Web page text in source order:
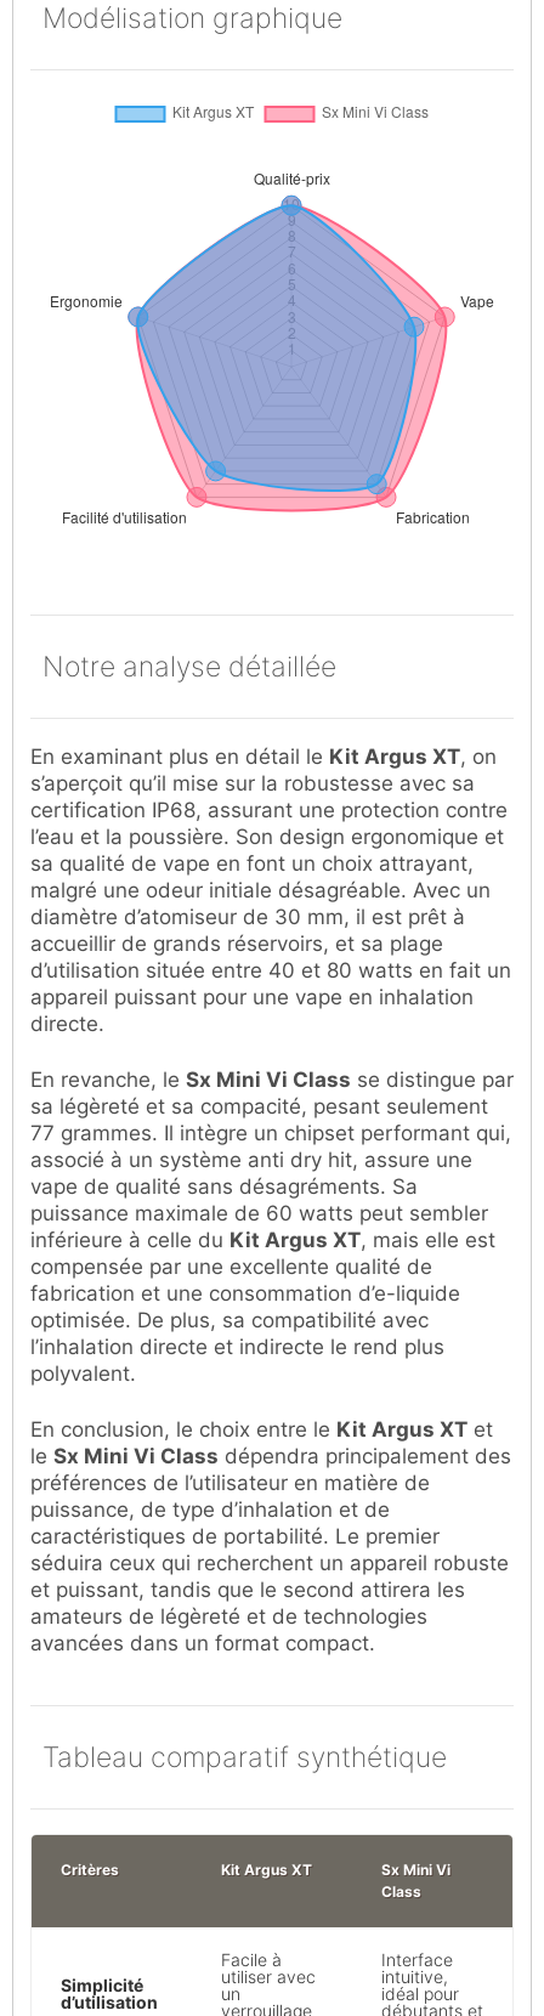
Modélisation graphique
Notre analyse détaillée
En examinant plus en détail le Kit Argus XT, on
s’aperçoit qu’il mise sur la robustesse avec sa
certification IP68, assurant une protection contre
l’eau et la poussière. Son design ergonomique et
sa qualité de vape en font un choix attrayant,
malgré une odeur initiale désagréable. Avec un
diamètre d’atomiseur de 30 mm, il est prêt à
accueillir de grands réservoirs, et sa plage
d’utilisation située entre 40 et 80 watts en fait un
appareil puissant pour une vape en inhalation
directe.
En revanche, le Sx Mini Vi Class se distingue par
sa légèreté et sa compacité, pesant seulement
77 grammes. Il intègre un chipset performant qui,
associé à un système anti dry hit, assure une
vape de qualité sans désagréments. Sa
puissance maximale de 60 watts peut sembler
inférieure à celle du Kit Argus XT, mais elle est
compensée par une excellente qualité de
fabrication et une consommation d’e-liquide
optimisée. De plus, sa compatibilité avec
l’inhalation directe et indirecte le rend plus
polyvalent.
En conclusion, le choix entre le Kit Argus XT et
le Sx Mini Vi Class dépendra principalement des
préférences de l’utilisateur en matière de
puissance, de type d’inhalation et de
caractéristiques de portabilité. Le premier
séduira ceux qui recherchent un appareil robuste
et puissant, tandis que le second attirera les
amateurs de légèreté et de technologies
avancées dans un format compact.
Tableau comparatif synthétique
Critères Kit Argus XT
Sx Mini Vi
Class
Simplicité
d’utilisation
Facile à
utiliser avec
un
verrouillage
Interface
intuitive,
idéal pour
débutants et